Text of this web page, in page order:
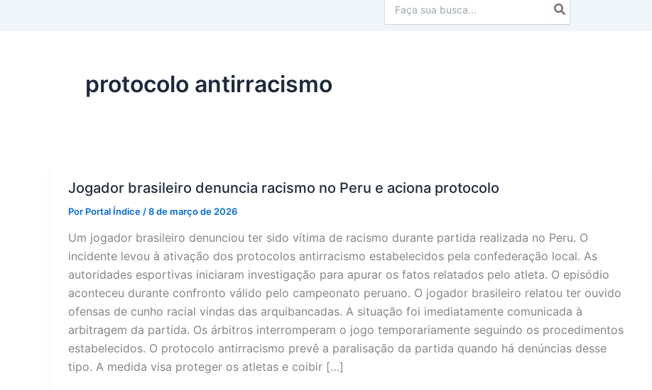
protocolo antirracismo
Jogador brasileiro denuncia racismo no Peru e aciona protocolo
Por Portal Índice /8 de março de 2026
Um jogador brasileiro denunciou ter sido vítima de racismo durante partida realizada no Peru. O
incidente levou à ativação dos protocolos antirracismo estabelecidos pela confederação local. As
autoridades esportivas iniciaram investigação para apurar os fatos relatados pelo atleta. O episódio
aconteceu durante confronto válido pelo campeonato peruano. O jogador brasileiro relatou ter ouvido
ofensas de cunho racial vindas das arquibancadas. A situação foi imediatamente comunicada à
arbitragem da partida. Os árbitros interromperam o jogo temporariamente seguindo os procedimentos
estabelecidos. O protocolo antirracismo prevê a paralisação da partida quando há denúncias desse
tipo. A medida visa proteger os atletas e coibir […]